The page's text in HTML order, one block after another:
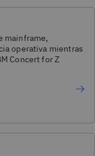
mainframe,
operativa mientras
Concert for Z